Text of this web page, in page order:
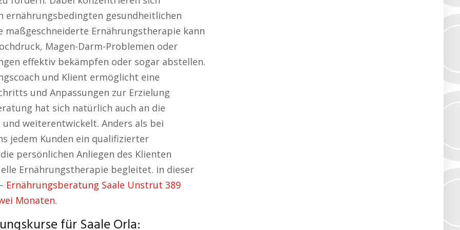
ernährungsbedingten gesundheitlichen
maßgeschneiderte Ernährungstherapie kann
Magen-Darm-Problemen oder
effektiv bekämpfen oder sogar abstellen.
und Klient ermöglicht eine
und Anpassungen zur Erzielung
hat sich natürlich auch an die
weiterentwickelt. Anders als bei
jedem Kunden ein qualifizierter
persönlichen Anliegen des Klienten
Ernährungstherapie begleitet. in dieser
Ernährungsberatung Saale Unstrut 389
Monaten.
für Saale Orla: